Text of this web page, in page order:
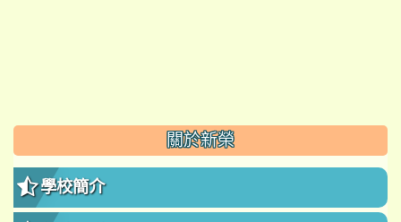
::: 關於新榮
學校簡介